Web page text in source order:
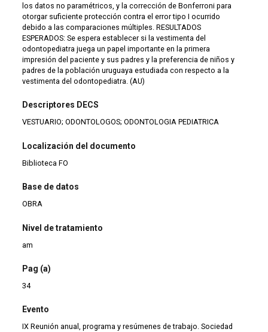
los datos no paramétricos, y la corrección de Bonferroni para
otorgar suficiente protección contra el error tipo I ocurrido
debido a las comparaciones múltiples. RESULTADOS
ESPERADOS: Se espera establecer si la vestimenta del
odontopediatra juega un papel importante en la primera
impresión del paciente y sus padres y la preferencia de niños y
padres de la población uruguaya estudiada con respecto a la
vestimenta del odontopediatra. (AU)
Descriptores DECS
VESTUARIO; ODONTOLOGOS; ODONTOLOGIA PEDIATRICA
Localización del documento
Biblioteca FO
Base de datos
OBRA
Nivel de tratamiento
am
Pag (a)
34
Evento
IX Reunión anual, programa y resúmenes de trabajo. Sociedad